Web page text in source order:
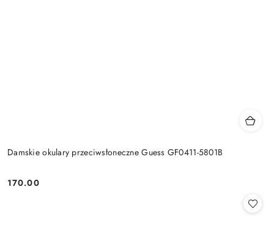
Damskie okulary przeciwsłoneczne Guess GF0411-5801B
Cena:
170.00